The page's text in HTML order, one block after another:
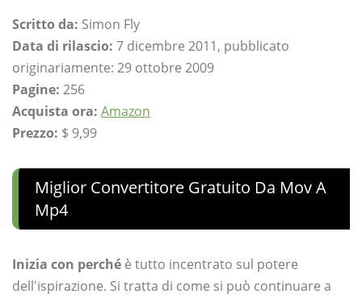
Scritto da: Simon Fly
Data di rilascio: 7 dicembre 2011, pubblicato
originariamente: 29 ottobre 2009
Pagine: 256
Acquista ora: Amazon
Prezzo: $ 9,99
Miglior Convertitore Gratuito Da Mov A
Mp4
Inizia con perché è tutto incentrato sul potere
dell'ispirazione. Si tratta di come si può continuare a